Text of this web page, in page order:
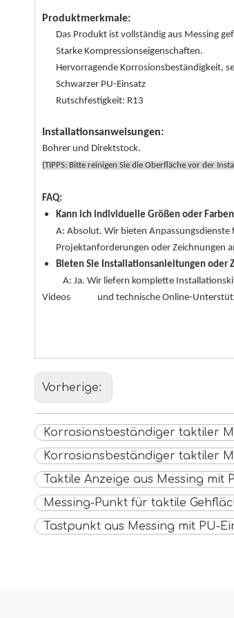
Produktmerkmale:
Das Produkt ist vollständig aus Messing
Starke Kompressionseigenschaften.
Hervorragende Korrosionsbeständigkeit,
Schwarzer PU-Einsatz
Rutschfestigkeit: R13
Installationsanweisungen:
Bohrer und Direktstock.
(TIPPS: Bitte reinigen Sie die Oberfläche vor der
FAQ:
Kann ich individuelle Größen oder
A: Absolut. Wir bieten Anpassungsdienste
Projektanforderungen oder Zeichnungen
Bieten Sie Installationsanleitungen oder
A: Ja. Wir liefern komplette Installationskits
Videos und technische Online-
Vorherige:
Korrosionsbeständiger taktiler
Korrosionsbeständiger taktiler
Taktile Anzeige aus Messing mit
Messing-Punkt für taktile
Tastpunkt aus Messing mit PU-